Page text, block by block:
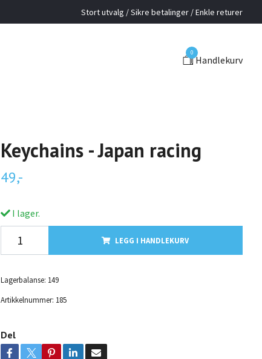
Stort utvalg / Sikre betalinger / Enkle returer
0
Handlekurv
Keychains - Japan racing
49,-
I lager.
LEGG I HANDLEKURV
Lagerbalanse: 149
Artikkelnummer: 185
Del